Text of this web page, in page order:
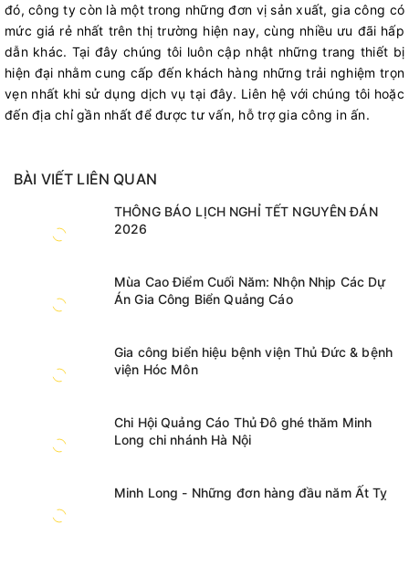
đó, công ty còn là một trong những đơn vị sản xuất, gia công có
mức giá rẻ nhất trên thị trường hiện nay, cùng nhiều ưu đãi hấp
dẫn khác. Tại đây chúng tôi luôn cập nhật những trang thiết bị
hiện đại nhằm cung cấp đến khách hàng những trải nghiệm trọn
vẹn nhất khi sử dụng dịch vụ tại đây. Liên hệ với chúng tôi hoặc
đến địa chỉ gần nhất để được tư vấn, hỗ trợ gia công in ấn.
BÀI VIẾT LIÊN QUAN
THÔNG BÁO LỊCH NGHỈ TẾT NGUYÊN ĐÁN
2026
Mùa Cao Điểm Cuối Năm: Nhộn Nhịp Các Dự
Án Gia Công Biển Quảng Cáo
Gia công biển hiệu bệnh viện Thủ Đức & bệnh
viện Hóc Môn
Chi Hội Quảng Cáo Thủ Đô ghé thăm Minh
Long chi nhánh Hà Nội
Minh Long - Những đơn hàng đầu năm Ất Tỵ